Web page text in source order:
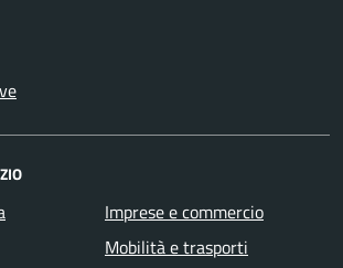
Imprese e commercio
Mobilità e trasporti